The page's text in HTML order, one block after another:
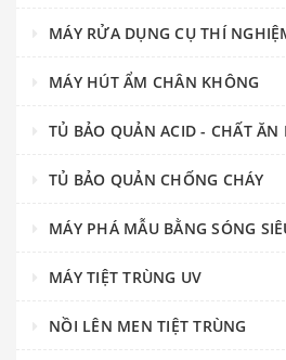
MÁY RỬA DỤNG CỤ THÍ
MÁY HÚT ẨM CHÂN KHÔNG
TỦ BẢO QUẢN ACID - CHẤT ĂN
TỦ BẢO QUẢN CHỐNG CHÁY
MÁY PHÁ MẪU BẰNG SÓNG
MÁY TIỆT TRÙNG UV
NỒI LÊN MEN TIỆT TRÙNG